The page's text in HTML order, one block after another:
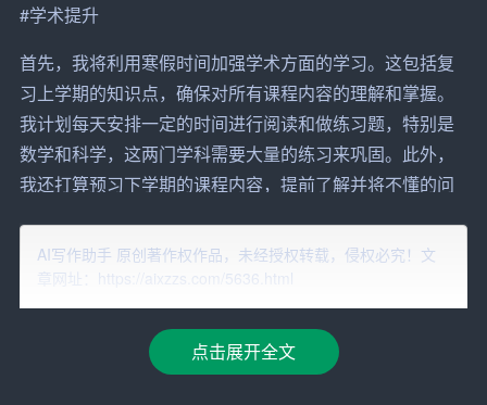
#学术提升
首先，我将利用寒假时间加强学术方面的学习。这包括复
习上学期的知识点，确保对所有课程内容的理解和掌握。
我计划每天安排一定的时间进行阅读和做练习题，特别是
数学和科学，这两门学科需要大量的练习来巩固。此外，
我还打算预习下学期的课程内容，提前了解并将不懂的问
外语学习
除了母语，外语能力的提升也是我寒假计划的重点。我选
择了学习英语和法语，这两种语言在国际交流中非常重
要。我计划每天花至少一个小时在线上平台上参加语言课
AI写作助手 原创著作权作品，未经授权转载，侵权必究！文
章网址：https://aixzzs.com/5636.html
点击展开全文